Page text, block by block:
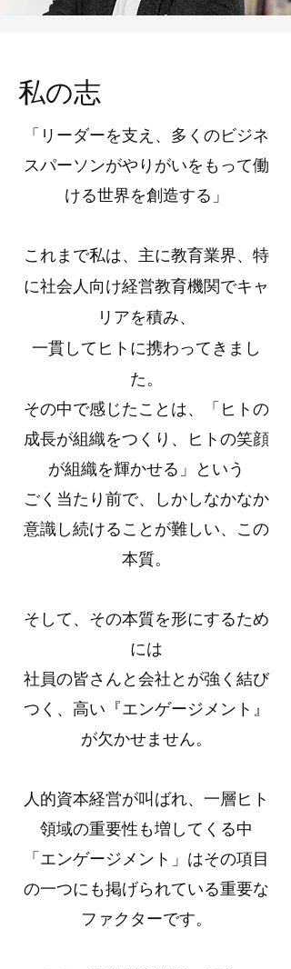
​私の志
「リーダーを支え、多くのビジネ
スパーソンがやりがいをもって働
ける世界を創造する」
​これまで私は、主に教育業界、特
に社会人向け経営教育機関でキャ
リアを積み、
一貫してヒトに携わってきまし
た。
その中で感じたことは、「ヒトの
成長が組織をつくり、ヒトの笑顔
が組織を輝かせる」という
ごく当たり前で、しかしなかなか
意識し続けることが難しい、この
本質。
そして、その本質を形にするため
には
社員の皆さんと会社とが強く結び
つく、高い『エンゲージメント』
が欠かせません。
人的資本経営が叫ばれ、一層ヒト
領域の重要性も増してくる中
「エンゲージメント」はその項目
の一つにも掲げられている重要な
ファクターです。